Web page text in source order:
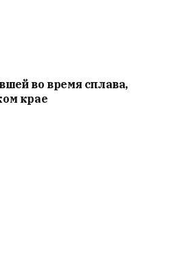
во время сплава,
крае